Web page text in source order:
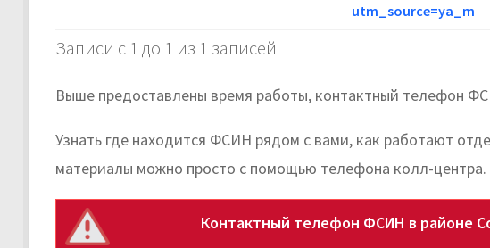
utm_source=ya_m
Записи с 1 до 1 из 1 записей
Выше предоставлены время работы, контактный телефон
Узнать где находится ФСИН рядом с вами, как работают
материалы можно просто с помощью телефона колл-центра.
Контактный телефон ФСИН в районе